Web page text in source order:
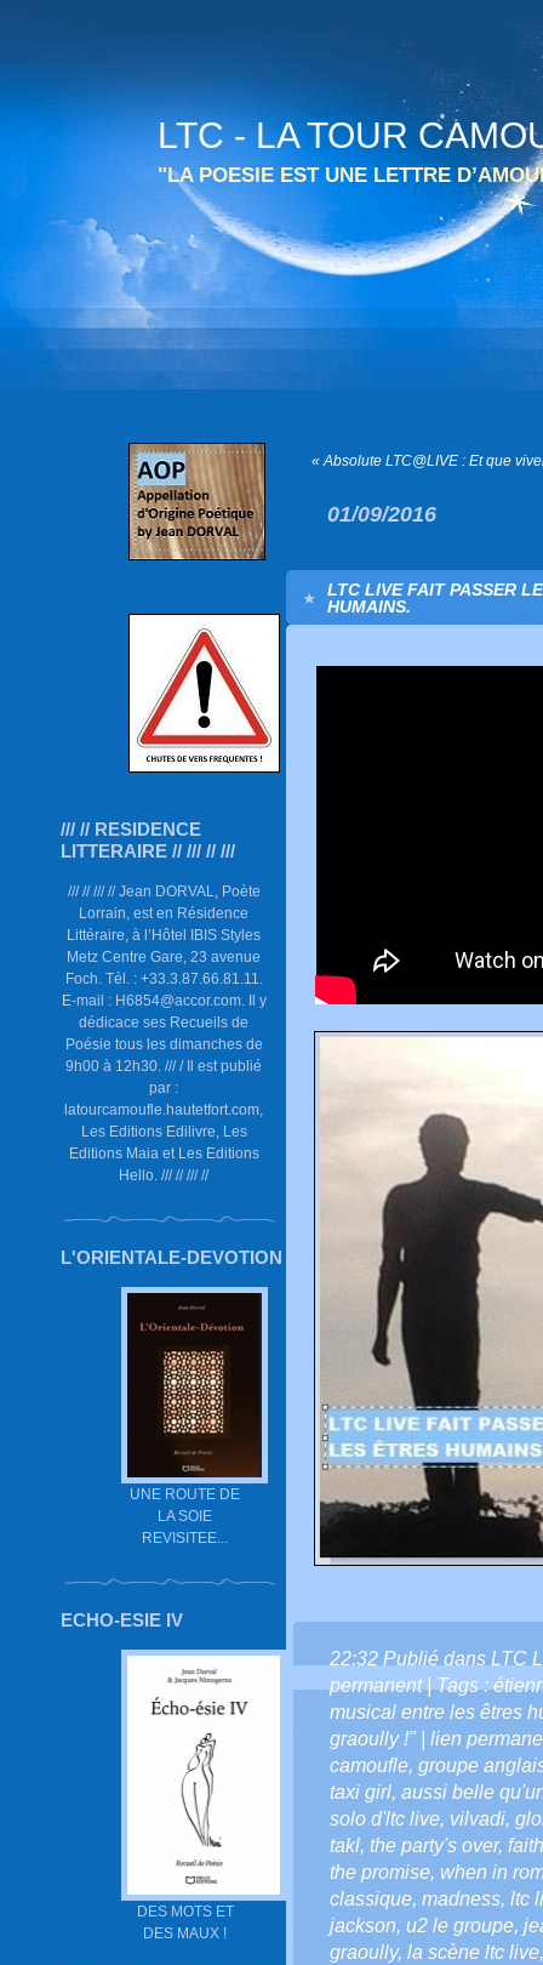
LTC - LA TOUR
"LA POESIE EST UNE LETTRE
/// // RESIDENCE
LITTERAIRE // /// // ///
/// // /// // Jean DORVAL, Poète
Lorrain, est en Résidence
Littéraire, à l’Hôtel IBIS Styles
Metz Centre Gare, 23 avenue
Foch. Tél. : +33.3.87.66.81.11.
E-mail : H6854@accor.com. Il y
dédicace ses Recueils de
Poésie tous les dimanches de
9h00 à 12h30. /// / Il est publié
par :
latourcamoufle.hautetfort.com,
Les Editions Edilivre, Les
Editions Maia et Les Editions
Hello. /// // /// //
L'ORIENTALE-DEVOTION
UNE ROUTE DE
LA SOIE
REVISITEE...
ECHO-ESIE IV
DES MOTS ET
DES MAUX !
« Absolute LTC@LIVE : Et que
01/09/2016
LTC LIVE FAIT PASSER
HUMAINS.
22:32 Publié dans LTC
permanent| Tags :
musical entre les êtres
graoully !" | lien
camoufle, groupe
taxi girl, aussi belle
solo d'ltc live, vilvadi,
takl, the party's over,
the promise, when in
classique, madness, ltc
jackson, u2 le groupe,
graoully, la scène ltc live